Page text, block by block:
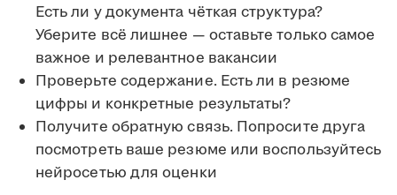
Есть ли у документа чёткая структура?
Уберите всё лишнее — оставьте только самое
важное и релевантное вакансии
Проверьте содержание. Есть ли в резюме
цифры и конкретные результаты?
Получите обратную связь. Попросите друга
посмотреть ваше резюме или воспользуйтесь
нейросетью для оценки